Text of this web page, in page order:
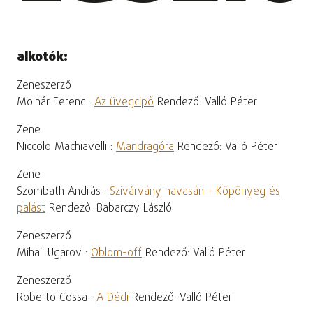
alkotók:
Zeneszerző
Molnár Ferenc : Az üvegcipő Rendező: Valló Péter
Zene
Niccolo Machiavelli : Mandragóra Rendező: Valló Péter
Zene
Szombath András : Szivárvány havasán - Köpönyeg és
palást Rendező: Babarczy László
Zeneszerző
Mihail Ugarov : Oblom-off Rendező: Valló Péter
Zeneszerző
Roberto Cossa : A Dédi Rendező: Valló Péter